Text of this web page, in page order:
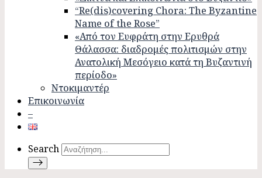
“Re(dis)covering Chora: The Byzantine
Name of the Rose”
«Από τον Ευφράτη στην Ερυθρά
Θάλασσα: διαδρομές πολιτισμών στην
Ανατολική Μεσόγειο κατά τη Βυζαντινή
περίοδο»
Ντοκιμαντέρ
Επικοινωνία
–
Search